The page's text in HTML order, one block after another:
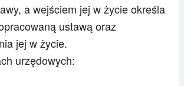
a wejściem jej w życie określa
ustawą oraz
jej w życie.
urzędowych: